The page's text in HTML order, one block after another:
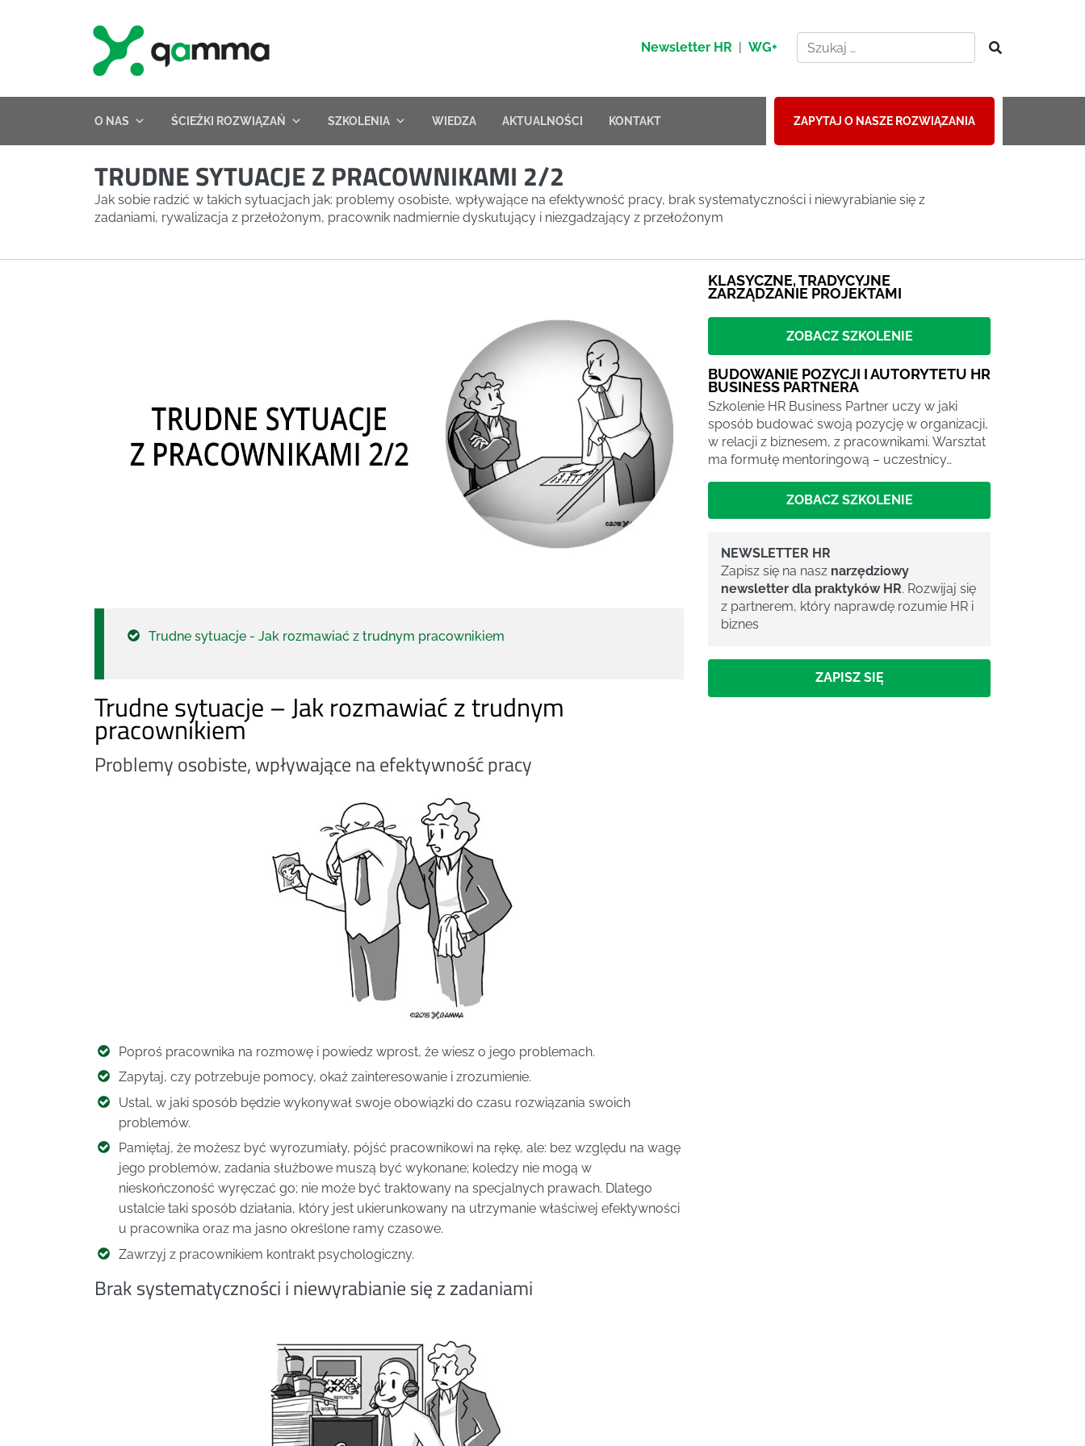
Newsletter HR | WG+
O NAS ŚCIEŻKI ROZWIĄZAŃ SZKOLENIA WIEDZA AKTUALNOŚCI KONTAKT ZAPYTAJ O NASZE ROZWIĄZANIA
TRUDNE SYTUACJE Z PRACOWNIKAMI 2/2
Jak sobie radzić w takich sytuacjach jak: problemy osobiste, wpływające na efektywność pracy, brak systematyczności i niewyrabianie się z
zadaniami, rywalizacja z przełożonym, pracownik nadmiernie dyskutujący i niezgadzający z przełożonym
Trudne sytuacje - Jak rozmawiać z trudnym pracownikiem
Trudne sytuacje – Jak rozmawiać z trudnym
pracownikiem
Problemy osobiste, wpływające na efektywność pracy
Poproś pracownika na rozmowę i powiedz wprost, że wiesz o jego problemach.
Zapytaj, czy potrzebuje pomocy, okaż zainteresowanie i zrozumienie.
Ustal, w jaki sposób będzie wykonywał swoje obowiązki do czasu rozwiązania swoich
problemów.
Pamiętaj, że możesz być wyrozumiały, pójść pracownikowi na rękę, ale: bez względu na wagę
jego problemów, zadania służbowe muszą być wykonane; koledzy nie mogą w
nieskończoność wyręczać go; nie może być traktowany na specjalnych prawach. Dlatego
ustalcie taki sposób działania, który jest ukierunkowany na utrzymanie właściwej efektywności
u pracownika oraz ma jasno określone ramy czasowe.
Zawrzyj z pracownikiem kontrakt psychologiczny.
Brak systematyczności i niewyrabianie się z zadaniami
KLASYCZNE, TRADYCYJNE
ZARZĄDZANIE PROJEKTAMI
ZOBACZ SZKOLENIE
BUDOWANIE POZYCJI I AUTORYTETU HR
BUSINESS PARTNERA
Szkolenie HR Business Partner uczy w jaki
sposób budować swoją pozycję w organizacji,
w relacji z biznesem, z pracownikami. Warsztat
ma formułę mentoringową – uczestnicy…
ZOBACZ SZKOLENIE
NEWSLETTER HR
Zapisz się na nasz narzędziowy
newsletter dla praktyków HR. Rozwijaj się
z partnerem, który naprawdę rozumie HR i
biznes
ZAPISZ SIĘ